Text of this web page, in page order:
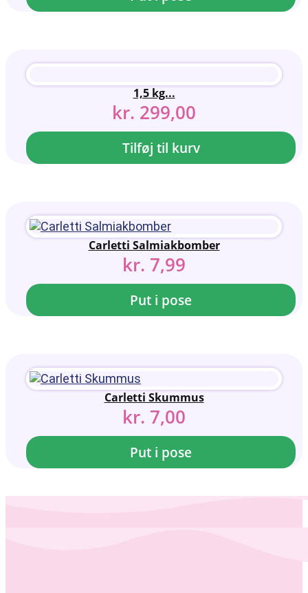
1,5 kg...
kr. 299,00
Tilføj til kurv
Carletti Salmiakbomber
kr. 7,99
Put i pose
Carletti Skummus
kr. 7,00
Put i pose